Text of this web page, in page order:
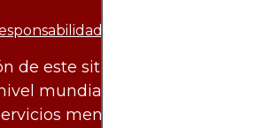
de este sitio web está
mundial. Sin embargo, los
mencionados están